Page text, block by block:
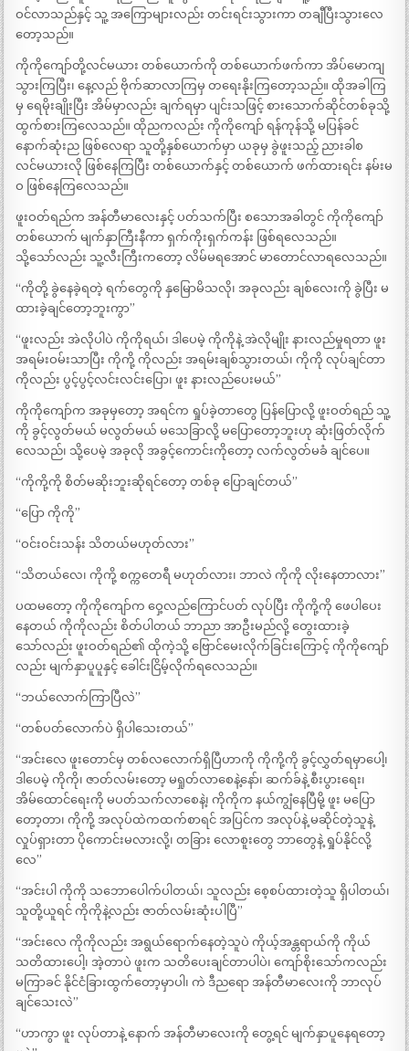
ဝင်လာသည်နှင့် သူ့ အကြောများလည်း တင်းရင်းသွားကာ တချီပြီးသွားလေ
တော့သည်။
ကိုကိုကျော်တို့လင်မယား တစ်ယောက်ကို တစ်ယောက်ဖက်ကာ အိပ်မောကျ
သွားကြပြီး၊ နေ့လည် ဗိုက်ဆာလာကြမှ တရေးနိုးကြတော့သည်။ ထိုအခါကြ
မှ ရေမိုးချိုးပြီး အိမ်မှာလည်း ချက်ရမှာ ပျင်းသဖြင့် စားသောက်ဆိုင်တစ်ခုသို့
ထွက်စားကြလေသည်။ ထိုညကလည်း ကိုကိုကျော် ရန်ကုန်သို့ မပြန်ခင်
နောက်ဆုံးည ဖြစ်လေရာ သူတို့နှစ်ယောက်မှာ ယခုမှ ခွဲဖူးသည့် ညားခါစ
လင်မယားလို ဖြစ်နေကြပြီး တစ်ယောက်နှင့် တစ်ယောက် ဖက်ထားရင်း နမ်းမ
ဝ ဖြစ်နေကြလေသည်။
ဖူးဝတ်ရည်က အန်တီမာလေးနှင့် ပတ်သက်ပြီး စသောအခါတွင် ကိုကိုကျော်
တစ်ယောက် မျက်နှာကြီးနီကာ ရှက်ကိုးရှက်ကန်း ဖြစ်ရလေသည်။
သို့သော်လည်း သူ့လီးကြီးကတော့ လိမ်မရအောင် မာတောင်လာရလေသည်။
“ကိုတို့ ခွဲနေခဲ့ရတဲ့ ရက်တွေကို နှမြောမိသလို၊ အခုလည်း ချစ်လေးကို ခွဲပြီး မ
ထားခဲ့ချင်တော့ဘူးကွာ”
“ဖူးလည်း အဲလိုပါပဲ ကိုကိုရယ်၊ ဒါပေမဲ့ ကိုကိုနဲ့ အဲလိုမျိုး နားလည်မှုရတာ ဖူး
အရမ်းဝမ်းသာပြီး ကိုကို့ ကိုလည်း အရမ်းချစ်သွားတယ်၊ ကိုကို လုပ်ချင်တာ
ကိုလည်း ပွင့်ပွင့်လင်းလင်းပြော၊ ဖူး နားလည်ပေးမယ်”
ကိုကိုကျော်က အခုမှတော့ အရင်က ရှုပ်ခဲ့တာတွေ ပြန်ပြောလို့ ဖူးဝတ်ရည် သူ့
ကို ခွင့်လွတ်မယ် မလွတ်မယ် မသေခြာလို့ မပြောတော့ဘူးဟု ဆုံးဖြတ်လိုက်
လေသည်၊ သို့ပေမဲ့ အခုလို အခွင့်ကောင်းကိုတော့ လက်လွတ်မခံ ချင်ပေ။
“ကိုကို့ကို စိတ်မဆိုးဘူးဆိုရင်တော့ တစ်ခု ပြောချင်တယ်”
“ပြော ကိုကို”
“ဝင်းဝင်းသန်း သိတယ်မဟုတ်လား”
“သိတယ်လေ၊ ကိုကို့ စက္ကတေရီ မဟုတ်လား၊ ဘာလဲ ကိုကို လိုးနေတာလား”
ပထမတော့ ကိုကိုကျော်က ဝှေ့လည်ကြောင်ပတ် လုပ်ပြီး ကိုကို့ကို ဖေပါပေး
နေတယ် ကိုကိုလည်း စိတ်ပါတယ် ဘာညာ အာဦးမည်လို့ တွေးထားခဲ့
သော်လည်း ဖူးဝတ်ရည်၏ ထိုကဲ့သို့ ဗြောင်မေးလိုက်ခြင်းကြောင့် ကိုကိုကျော်
လည်း မျက်နှာပူပူနှင့် ခေါင်းငြိမ့်လိုက်ရလေသည်။
“ဘယ်လောက်ကြာပြီလဲ”
“တစ်ပတ်လောက်ပဲ ရှိပါသေးတယ်”
“အင်းလေ ဖူးတောင်မှ တစ်လလောက်ရှိပြီဟာကို ကိုကို့ကို ခွင့်လွှတ်ရမှာပေါ့၊
ဒါပေမဲ့ ကိုကို၊ ဇာတ်လမ်းတော့ မရှုတ်လာစေနဲ့နော်၊ ဆက်ခ်နဲ့ စီးပွားရေး၊
အိမ်ထောင်ရေးကို မပတ်သက်လာစေနဲ့၊ ကိုကိုက နယ်ကျွံနေပြီမို့ ဖူး မပြော
တော့တာ၊ ကိုကို့ အလုပ်ထဲကထက်စာရင် အပြင်က အလုပ်နဲ့ မဆိုင်တဲ့သူနဲ့
လှုပ်ရှားတာ ပိုကောင်းမလားလို့၊ တခြား လောစူးတွေ ဘာတွေနဲ့ ရှုပ်နိုင်လို့
လေ”
“အင်းပါ ကိုကို သဘောပေါက်ပါတယ်၊ သူလည်း စေ့စပ်ထားတဲ့သူ ရှိပါတယ်၊
သူတို့ယူရင် ကိုကိုနဲ့လည်း ဇာတ်လမ်းဆုံးပါပြီ”
“အင်းလေ ကိုကိုလည်း အရွယ်ရောက်နေတဲ့သူပဲ ကိုယ့်အန္တရာယ်ကို ကိုယ်
သတိထားပေါ့၊ အဲ့တာပဲ ဖူးက သတိပေးချင်တာပါပဲ၊ ကျော်စိုးသော်ကလည်း
မကြာခင် နိုင်ငံခြားထွက်တော့မှာပါ၊ ကဲ ဒီညရော အန်တီမာလေးကို ဘာလုပ်
ချင်သေးလဲ”
“ဟာကွာ ဖူး လုပ်တာနဲ့ နောက် အန်တီမာလေးကို တွေ့ရင် မျက်နှာပူနေရတော့